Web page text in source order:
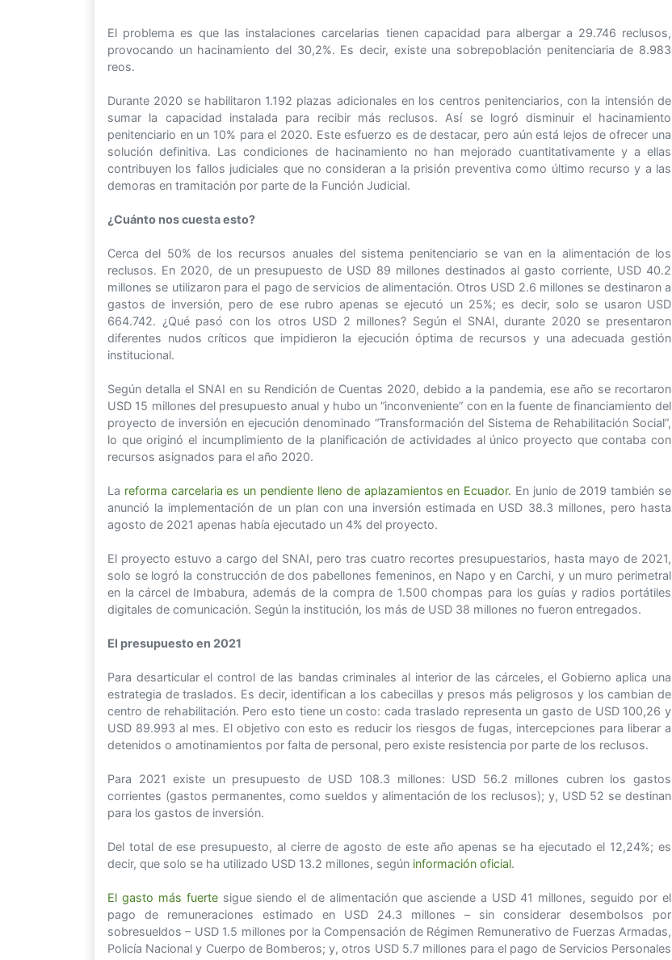
El problema es que las instalaciones carcelarias tienen capacidad para albergar a 29.746 reclusos,
provocando un hacinamiento del 30,2%. Es decir, existe una sobrepoblación penitenciaria de 8.983
reos.
Durante 2020 se habilitaron 1.192 plazas adicionales en los centros penitenciarios, con la intensión de
sumar la capacidad instalada para recibir más reclusos. Así se logró disminuir el hacinamiento
penitenciario en un 10% para el 2020. Este esfuerzo es de destacar, pero aún está lejos de ofrecer una
solución definitiva. Las condiciones de hacinamiento no han mejorado cuantitativamente y a ellas
contribuyen los fallos judiciales que no consideran a la prisión preventiva como último recurso y a las
demoras en tramitación por parte de la Función Judicial.
¿Cuánto nos cuesta esto?
Cerca del 50% de los recursos anuales del sistema penitenciario se van en la alimentación de los
reclusos. En 2020, de un presupuesto de USD 89 millones destinados al gasto corriente, USD 40.2
millones se utilizaron para el pago de servicios de alimentación. Otros USD 2.6 millones se destinaron a
gastos de inversión, pero de ese rubro apenas se ejecutó un 25%; es decir, solo se usaron USD
664.742. ¿Qué pasó con los otros USD 2 millones? Según el SNAI, durante 2020 se presentaron
diferentes nudos críticos que impidieron la ejecución óptima de recursos y una adecuada gestión
institucional.
Según detalla el SNAI en su Rendición de Cuentas 2020, debido a la pandemia, ese año se recortaron
USD 15 millones del presupuesto anual y hubo un “inconveniente” con en la fuente de financiamiento del
proyecto de inversión en ejecución denominado “Transformación del Sistema de Rehabilitación Social”,
lo que originó el incumplimiento de la planificación de actividades al único proyecto que contaba con
recursos asignados para el año 2020.
La reforma carcelaria es un pendiente lleno de aplazamientos en Ecuador. En junio de 2019 también se
anunció la implementación de un plan con una inversión estimada en USD 38.3 millones, pero hasta
agosto de 2021 apenas había ejecutado un 4% del proyecto.
El proyecto estuvo a cargo del SNAI, pero tras cuatro recortes presupuestarios, hasta mayo de 2021,
solo se logró la construcción de dos pabellones femeninos, en Napo y en Carchi, y un muro perimetral
en la cárcel de Imbabura, además de la compra de 1.500 chompas para los guías y radios portátiles
digitales de comunicación. Según la institución, los más de USD 38 millones no fueron entregados.
El presupuesto en 2021
Para desarticular el control de las bandas criminales al interior de las cárceles, el Gobierno aplica una
estrategia de traslados. Es decir, identifican a los cabecillas y presos más peligrosos y los cambian de
centro de rehabilitación. Pero esto tiene un costo: cada traslado representa un gasto de USD 100,26 y
USD 89.993 al mes. El objetivo con esto es reducir los riesgos de fugas, intercepciones para liberar a
detenidos o amotinamientos por falta de personal, pero existe resistencia por parte de los reclusos.
Para 2021 existe un presupuesto de USD 108.3 millones: USD 56.2 millones cubren los gastos
corrientes (gastos permanentes, como sueldos y alimentación de los reclusos); y, USD 52 se destinan
para los gastos de inversión.
Del total de ese presupuesto, al cierre de agosto de este año apenas se ha ejecutado el 12,24%; es
decir, que solo se ha utilizado USD 13.2 millones, según información oficial.
El gasto más fuertesigue siendo el de alimentación que asciende a USD 41 millones, seguido por el
pago de remuneraciones estimado en USD 24.3 millones – sin considerar desembolsos por
sobresueldos – USD 1.5 millones por la Compensación de Régimen Remunerativo de Fuerzas Armadas,
Policía Nacional y Cuerpo de Bomberos; y, otros USD 5.7 millones para el pago de Servicios Personales